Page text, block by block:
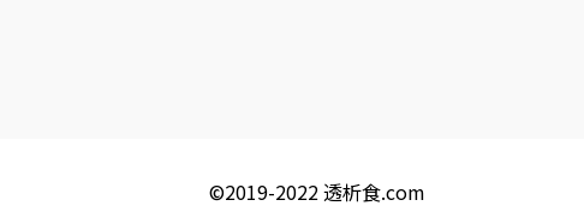
©️2019-2022透析食.com